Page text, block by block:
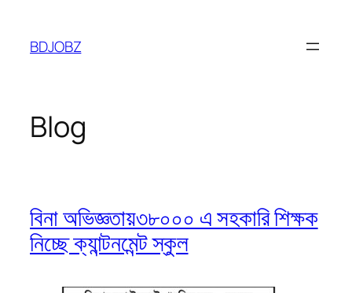
content
BDJOBZ
Blog
বিনা অভিজ্ঞতায়৩৮০০০ এ সহকারি শিক্ষক
নিচ্ছে ক্যান্টনমেন্ট স্কুল